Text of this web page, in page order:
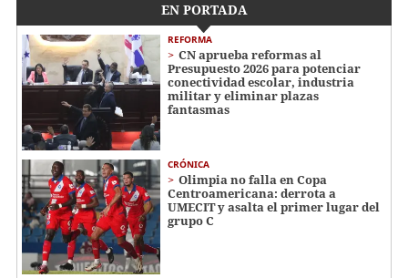
EN PORTADA
REFORMA
CN aprueba reformas al
Presupuesto 2026 para potenciar
conectividad escolar, industria
militar y eliminar plazas
fantasmas
CRÓNICA
Olimpia no falla en Copa
Centroamericana: derrota a
UMECIT y asalta el primer lugar del
grupo C